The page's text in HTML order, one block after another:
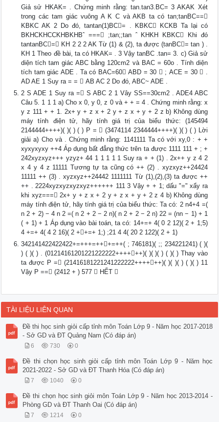
Giả sử HKAK= . Chứng minh rằng: tan.tan3.BC= 3 AKAK Xét
trong các tam giác vuông A K C và AKB ta có tan;tanBC==
KBKC AK 2 Do đó, tantan(1)BC= . KBKC KCKB Ta lại có
BKHCKHCCKHBKHBˆ === ;tan;;tan ˆ KHKH KBKC Khi đó
tantanBC= KH 2 2 2 AK Từ (1) & (2), ta được (tanBC= tan ) .
KH 1 Theo đề bài, ta có HKAK= . 3 Vậy tanBC .tan= 3. c) Giả sử
diện tích tam giác ABC bằng 120cm2 và BAC = 60o . Tính diện
tích tam giác ADE . Ta có BAC=60 ABD = 30  ; ACE = 30  .
AD AE 1 Suy ra = =  AB AC 2 Do đó, ABC~ ADE .
2 S ADE 1 Suy ra = S ABC 2 1 Vây SS==30cm2 . ADE4 ABC
Câu 5. 1 1 1 a) Cho x 0, y 0, z 0 và + + = 4 . Chứng minh rằng: x
y z 111 + + 1. 2x+ y + z x + 2 y + z x + y + 2 z b) Không dùng
máy tính điện tử, hãy tính giá trị của biểu thức: (145494
2144444++++)( )( ) ( ) P =  (3474114 2344444++++)( )( ) ( ) Lời
giải a) Cho và . Chứng minh rằng: 1141111 Ta có với xy,0 : + +
xyxyxyxy ++4 Áp dụng bất đẳng thức trên ta được 1111 111 + ; +
242xyzxyz+++ yzyz+ 44 1 1 1 1 1 Suy ra + + (1) . 2x++ y z 4 2
x 4 y 4 z 11111 Tương tự ta cũng có ++ (2) . xyzxyz++24424
11111 ++ (3) . xyzxyz++24442 1111111 Từ (1),(2),(3) ta được ++
++ . 2224xyzxyzxyzxyz++++++ 111 3 Vậy + + 1; dấu "=" xẩy ra
khi xyz=== 2x+ y + z x + 2 y + z x + y + 2 z 4 b) Không dùng
máy tính điện tử, hãy tính giá trị của biểu thức: Ta có: 2 n4+4 =(
n 2 + 2) − 4 n 2 =( n 2 + 2 − 2 n)( n 2 + 2 − 2 n) 22 = (nn − 1) + 1
( + 1) + 1 Áp dụng vào bài toán, ta có: 14+=+ 4( 0 2 12)( 2 + 1;5)
4 +=+ 4( 4 2 16)( 2 ++=+ 1;) ;21 4 4( 20 2 122)( 2 + 1)
342141422422422+=+++=+++=++( ; 746181)( ;; 234221241) ( )(
) ( )( ) . (01214161201221222222++++++)( )( )( ) ( )( ) Thay vào
ta được P = (21416181221241222222++++++)( )( )( ) ( )( ) 11
Vậy P == (2412 + ) 577  HẾT 
TÀI LIỆU LIÊN QUAN
Đề thi học sinh giỏi cấp tỉnh môn Toán Lớp 9 - Năm học 2017-2018
- Sở GD và ĐT Quảng Nam (Có đáp án)
6 730 0
Đề thi chọn học sinh giỏi cấp tỉnh môn Toán Lớp 9 - Năm học
2021-2022 - Sở GD và ĐT Thanh Hóa (Có đáp án)
7 1040 0
Đề thi chọn học sinh giỏi môn Toán Lớp 9 - Năm học 2013-2014 -
Phòng GD và ĐT Thanh Oai (Có đáp án)
7 1214 0